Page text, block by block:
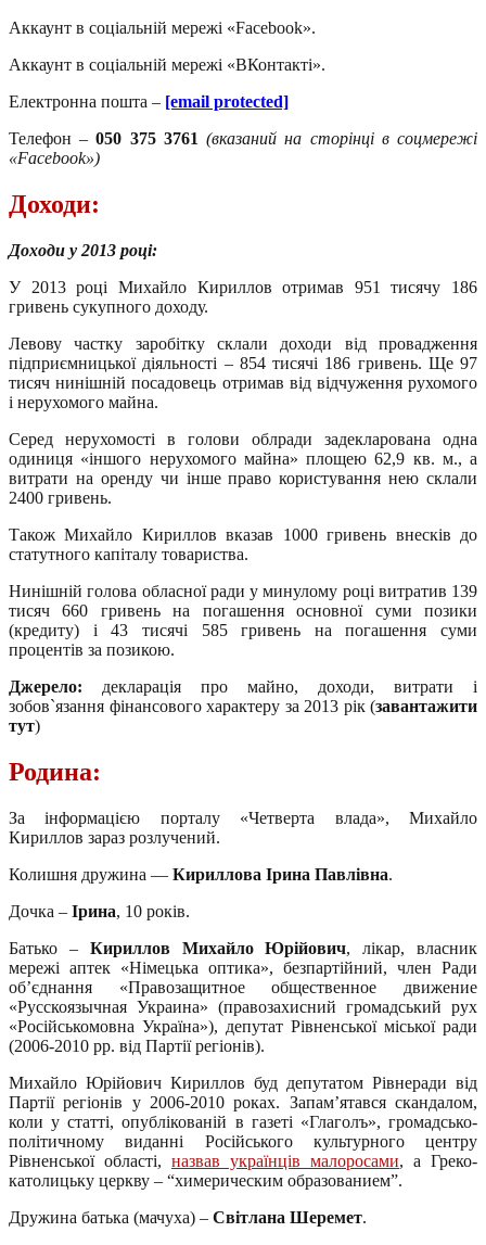
Аккаунт в соціальній мережі «Facebook».
Аккаунт в соціальній мережі «ВКонтакті».
Електронна пошта – [email protected]
Телефон –050 375 3761 (вказаний на сторінці в соцмережі
«Facebook»)
Доходи:
Доходи у 2013 році:
У 2013 році Михайло Кириллов отримав 951 тисячу 186
гривень сукупного доходу.
Левову частку заробітку склали доходи від провадження
підприємницької діяльності – 854 тисячі 186 гривень. Ще 97
тисяч нинішній посадовець отримав від відчуження рухомого
і нерухомого майна.
Серед нерухомості в голови облради задекларована одна
одиниця «іншого нерухомого майна» площею 62,9 кв. м., а
витрати на оренду чи інше право користування нею склали
2400 гривень.
Також Михайло Кириллов вказав 1000 гривень внесків до
статутного капіталу товариства.
Нинішній голова обласної ради у минулому році витратив 139
тисяч 660 гривень на погашення основної суми позики
(кредиту) і 43 тисячі 585 гривень на погашення суми
процентів за позикою.
Джерело: декларація про майно, доходи, витрати і
зобов`язання фінансового характеру за 2013 рік (завантажити
тут)
Родина:
За інформацією порталу «Четверта влада», Михайло
Кириллов зараз розлучений.
Колишня дружина — Кириллова Ірина Павлівна.
Дочка – Ірина, 10 років.
Батько – Кириллов Михайло Юрійович, лікар, власник
мережі аптек «Німецька оптика», безпартійний, член Ради
об’єднання «Правозащитное общественное движение
«Русскоязычная Украина» (правозахисний громадський рух
«Російськомовна Україна»), депутат Рівненської міської ради
(2006-2010 рр. від Партії регіонів).
Михайло Юрійович Кириллов буд депутатом Рівнеради від
Партії регіонів у 2006-2010 роках. Запам’ятався скандалом,
коли у статті, опублікованій в газеті «Глаголъ», громадсько-
політичному виданні Російського культурного центру
Рівненської області, назвав українців малоросами, а Греко-
католицьку церкву – “химерическим образованием”.
Дружина батька (мачуха) – Світлана Шеремет.